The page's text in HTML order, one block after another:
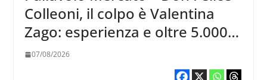
Colleoni, il colpo è Valentina
Zago: esperienza e oltre 5.000
punti al servizio di Trescore
07/08/2026